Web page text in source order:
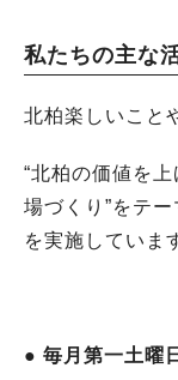
私たちの主な
北柏楽しいこと
“北柏の価値を
場づくり”をテ
を実施していま
● 毎月第一土曜